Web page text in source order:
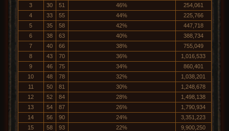
3
30 51 46%
254,061
4
33 55 44%
225,766
5
35 58 42%
447,718
6
38 63 40%
388,734
7
40 66 38%
755,049
8
43 70 36%
1,016,533
9
46 75 34%
860,401
10
48 78 32%
1,038,201
11
50 81 30%
1,248,678
12
52 84 28%
1,498,138
13
54 87 26%
1,790,934
14
56 90 24%
3,351,223
15
58 93 22%
9,900,250